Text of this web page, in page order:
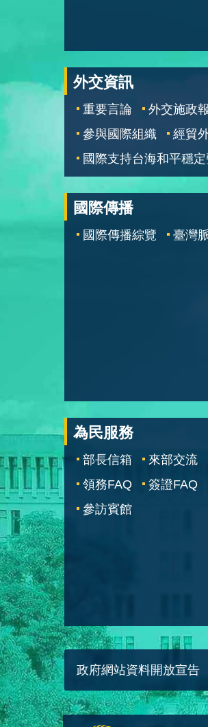
外交資訊
重要言論 外交施政
參與國際組織
經貿
國際支持台海和平穩定
國際傳播
國際傳播綜覽 臺灣
為民服務
部長信箱 來部交流
領務FAQ
簽證FAQ
參訪賓館
政府網站資料開放宣告